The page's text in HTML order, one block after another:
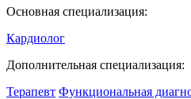
Основная специализация:
Кардиолог
Дополнительная специализация:
Терапевт Функциональная